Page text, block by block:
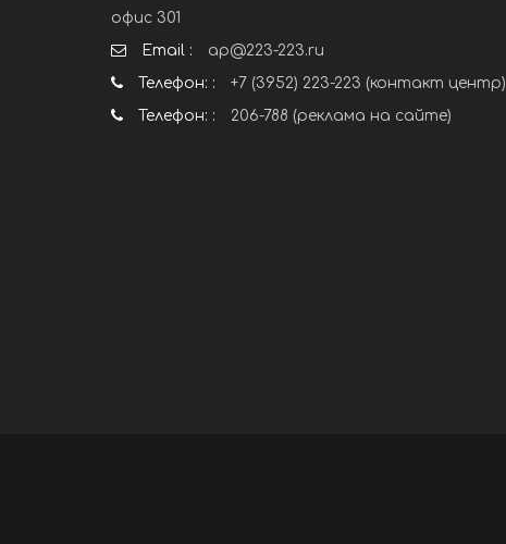
офис 301
Email :
ap@223-223.ru
Телефон: :
+7 (3952) 223-223 (контакт центр)
Телефон: :
206-788 (реклама на сайте)